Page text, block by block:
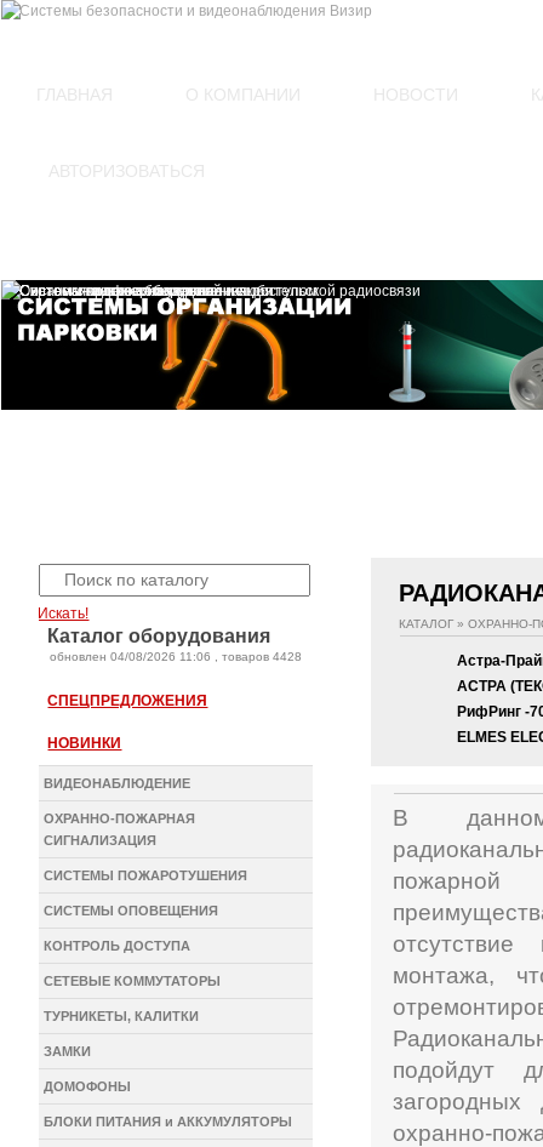
ГЛАВНАЯ О КОМПАНИИ НОВОСТИ
АВТОРИЗОВАТЬСЯ
Искать!
Каталог оборудования
oбновлен 04/08/2026 11:06 , товаров 4428
СПЕЦПРЕДЛОЖЕНИЯ
НОВИНКИ
ВИДЕОНАБЛЮДЕНИЕ
ОХРАННО-ПОЖАРНАЯ
СИГНАЛИЗАЦИЯ
СИСТЕМЫ ПОЖАРОТУШЕНИЯ
СИСТЕМЫ ОПОВЕЩЕНИЯ
КОНТРОЛЬ ДОСТУПА
СЕТЕВЫЕ КОММУТАТОРЫ
ТУРНИКЕТЫ, КАЛИТКИ
ЗАМКИ
ДОМОФОНЫ
БЛОКИ ПИТАНИЯ и АККУМУЛЯТОРЫ
КАТАЛОГ »ОХРАННО-
Астра-
АСТРА
РифРинг -
ELMES
В данном
пожарной
монтажа,
подойдут
охранно-